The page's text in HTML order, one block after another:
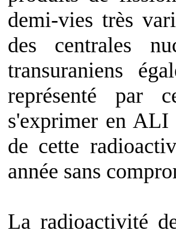
demi-vies très
des centrales
transuraniens
représenté par
s'exprimer en
de cette
année sans
La radioactivité